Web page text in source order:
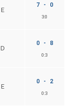
E
7 - 0
3:0
D
0 - 8
0:3
E
0 - 2
0:3